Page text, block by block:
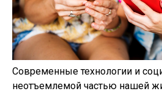
Современные технологии и
неотъемлемой частью нашей